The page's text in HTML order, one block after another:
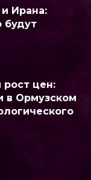
Ирана:
будут
цен:
в Ормузском